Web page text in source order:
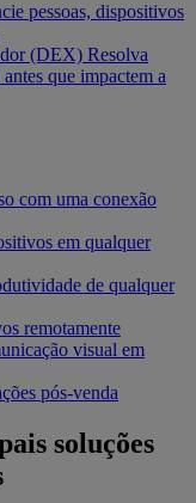
pessoas, dispositivos
(DEX) Resolva
que impactem a
com uma conexão
em qualquer
de qualquer
remotamente
visual em
pós-venda
soluções